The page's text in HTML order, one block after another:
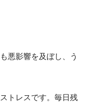
悪影響を及ぼし、う
トレスです。毎日残